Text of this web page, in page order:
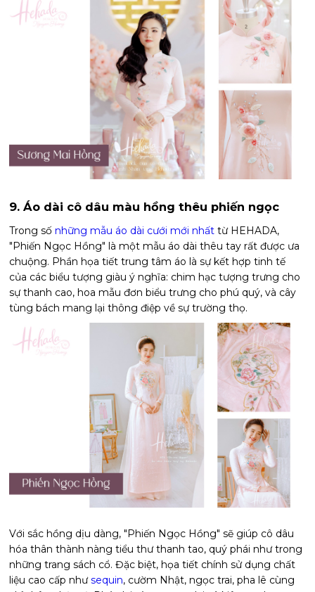
9. Áo dài cô dâu màu hồng thêu phiến ngọc
Trong sốnhững mẫu áo dài cưới mới nhất từ HEHADA,
"Phiến Ngọc Hồng" là một mẫu áo dài thêu tay rất được ưa
chuộng. Phần họa tiết trung tâm áo là sự kết hợp tinh tế
của các biểu tượng giàu ý nghĩa: chim hạc tượng trưng cho
sự thanh cao, hoa mẫu đơn biểu trưng cho phú quý, và cây
tùng bách mang lại thông điệp về sự trường thọ.
Với sắc hồng dịu dàng, "Phiến Ngọc Hồng" sẽ giúp cô dâu
hóa thân thành nàng tiểu thư thanh tao, quý phái như trong
những trang sách cổ. Đặc biệt, họa tiết chính sử dụng chất
liệu cao cấp nhưsequin, cườm Nhật, ngọc trai, pha lê cùng